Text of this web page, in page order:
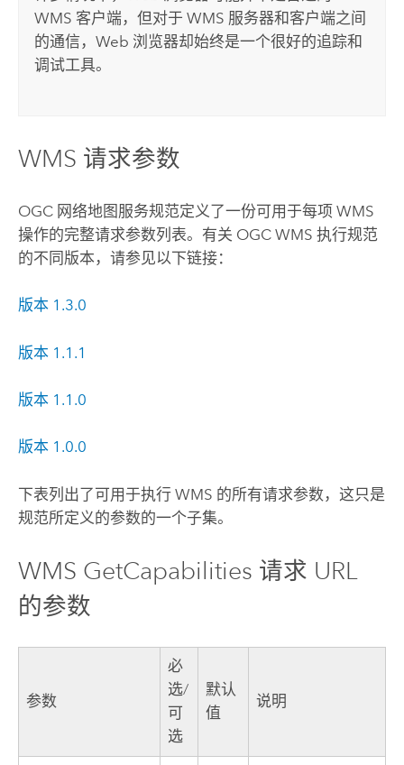
WMS 客户端，但对于 WMS 服务器和客户端之间
的通信，Web 浏览器却始终是一个很好的追踪和
调试工具。
WMS 请求参数
OGC 网络地图服务规范定义了一份可用于每项 WMS
操作的完整请求参数列表。有关 OGC WMS 执行规范
的不同版本，请参见以下链接：
版本 1.3.0
版本 1.1.1
版本 1.1.0
版本 1.0.0
下表列出了可用于执行 WMS 的所有请求参数，这只是
规范所定义的参数的一个子集。
WMS GetCapabilities 请求 URL
的参数
参数
必
选/
可
选
默认
值
说明